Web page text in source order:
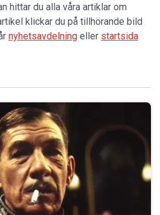
hittar du alla våra artiklar om
klickar du på tillhörande bild
nyhetsavdelning eller startsida